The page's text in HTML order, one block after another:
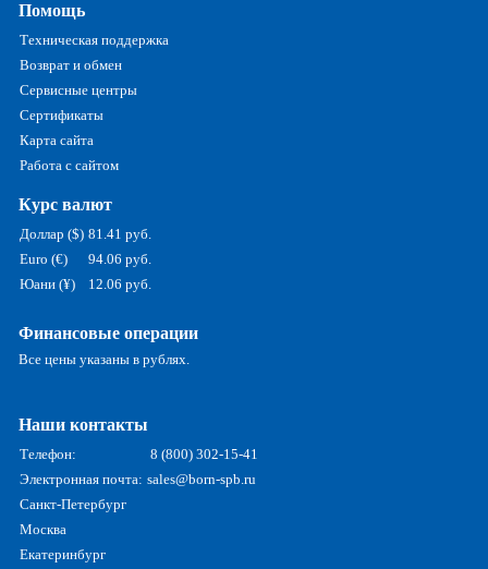
Помощь
Техническая поддержка
Возврат и обмен
Сервисные центры
Сертификаты
Карта сайта
Работа с сайтом
Курс валют
Доллар ($) 81.41 руб.
Euro (€)
94.06 руб.
Юани (¥)
12.06 руб.
Финансовые операции
Все цены указаны в рублях.
Наши контакты
Телефон:
8 (800) 302-15-41
Электронная почта: sales@born-spb.ru
Санкт-Петербург
Москва
Екатеринбург